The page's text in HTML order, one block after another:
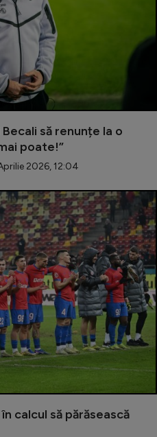
să renunțe la o
poate!”
2026, 12:04
calcul să părăsească